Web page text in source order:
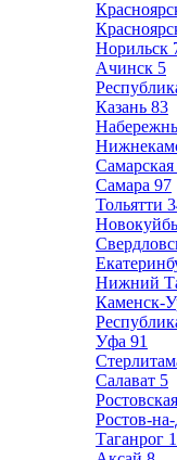
Норильск
Ачинск 5
Казань 83
Самарская
Самара 97
Тольятти
Нижний
Каменск-
Уфа 91
Салават 5
Ростов-
Таганрог